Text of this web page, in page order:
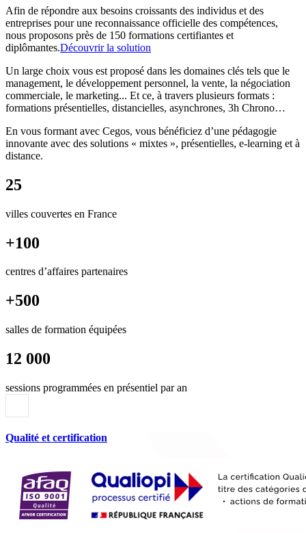
Afin de répondre aux besoins croissants des individus et des
entreprises pour une reconnaissance officielle des compétences,
nous proposons près de 150 formations certifiantes et
diplômantes.Découvrir la solution
Un large choix vous est proposé dans les domaines clés tels que le
management, le développement personnel, la vente, la négociation
commerciale, le marketing... Et ce, à travers plusieurs formats :
formations présentielles, distancielles, asynchrones, 3h Chrono…
En vous formant avec Cegos, vous bénéficiez d’une pédagogie
innovante avec des solutions « mixtes », présentielles, e-learning et à
distance.
25
villes couvertes en France
+100
centres d’affaires partenaires
+500
salles de formation équipées
12 000
sessions programmées en présentiel par an
Qualité et certification